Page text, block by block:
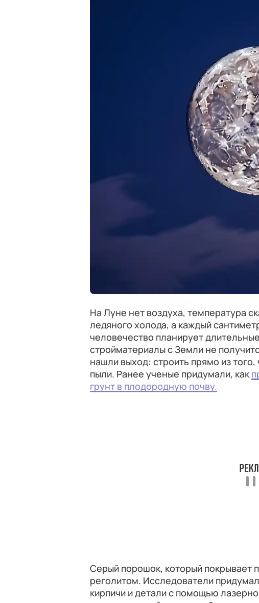
На Луне нет воздуха, температура
ледяного холода, а каждый
человечество планирует
стройматериалы с Земли не
нашли выход: строить прямо из
пыли. Ранее ученые придумали, как
грунт в плодородную почву.
Серый порошок, который покрывает
реголитом. Исследователи
кирпичи и детали с помощью